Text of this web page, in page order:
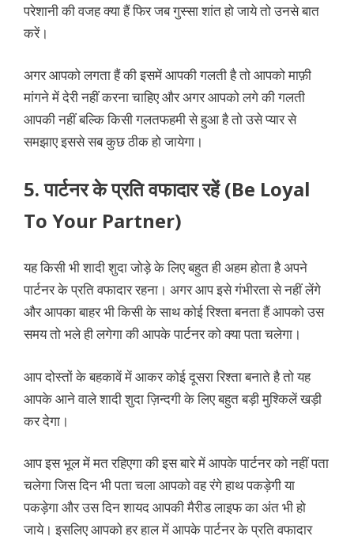
परेशानी की वजह क्या हैं फिर जब गुस्सा शांत हो जाये तो उनसे बात
करें।
अगर आपको लगता हैं की इसमें आपकी गलती है तो आपको माफ़ी
मांगने में देरी नहीं करना चाहिए और अगर आपको लगे की गलती
आपकी नहीं बल्कि किसी गलतफहमी से हुआ है तो उसे प्यार से
समझाए इससे सब कुछ ठीक हो जायेगा।
5. पार्टनर के प्रति वफादार रहें (Be Loyal
To Your Partner)
यह किसी भी शादी शुदा जोड़े के लिए बहुत ही अहम होता है अपने
पार्टनर के प्रति वफादार रहना। अगर आप इसे गंभीरता से नहीं लेंगे
और आपका बाहर भी किसी के साथ कोई रिश्ता बनता हैं आपको उस
समय तो भले ही लगेगा की आपके पार्टनर को क्या पता चलेगा।
आप दोस्तों के बहकावें में आकर कोई दूसरा रिश्ता बनाते है तो यह
आपके आने वाले शादी शुदा ज़िन्दगी के लिए बहुत बड़ी मुश्किलें खड़ी
कर देगा।
आप इस भूल में मत रहिएगा की इस बारे में आपके पार्टनर को नहीं पता
चलेगा जिस दिन भी पता चला आपको वह रंगे हाथ पकड़ेगी या
पकड़ेगा और उस दिन शायद आपकी मैरीड लाइफ का अंत भी हो
जाये। इसलिए आपको हर हाल में आपके पार्टनर के प्रति वफादार